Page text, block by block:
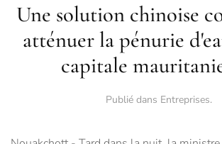
Une solution chinoise
atténuer la pénurie
capitale
Publié dans Entreprises.